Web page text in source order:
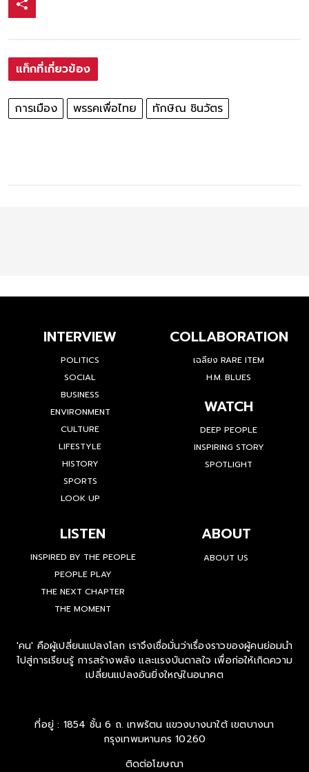
แท็กที่เกี่ยวข้อง
การเมือง พรรคเพื่อไทย ทักษิณ ชินวัตร
INTERVIEW
POLITICS
SOCIAL
BUSINESS
ENVIRONMENT
CULTURE
LIFESTYLE
HISTORY
SPORTS
LOOK UP
COLLABORATION
เฉลียง RARE ITEM
H.M. BLUES
WATCH
DEEP PEOPLE
INSPIRING STORY
SPOTLIGHT
LISTEN
INSPIRED BY THE PEOPLE
PEOPLE PLAY
THE NEXT CHAPTER
THE MOMENT
ABOUT
ABOUT US
'คน' คือผู้เปลี่ยนแปลงโลก เราจึงเชื่อมั่นว่าเรื่องราวของผู้คนย่อมนำ
ไปสู่การเรียนรู้ การสร้างพลัง และแรงบันดาลใจ เพื่อก่อให้เกิดความ
เปลี่ยนแปลงอันยิ่งใหญ่ในอนาคต
ที่อยู่ : 1854 ชั้น 6 ถ. เทพรัตน แขวงบางนาใต้ เขตบางนา
กรุงเทพมหานคร 10260
ติดต่อโฆษณา